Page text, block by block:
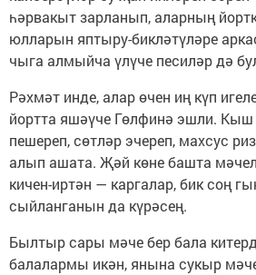
һәрвакыт зарланып, аларның
юлларын яптыру-бикләтүләре
чыга алмыйча үлүче песиләр дә
Рәхмәт инде, алар өчен иң күп
йортта яшәүче Гөлфинә эшли.
пешереп, сөтләр эчереп, махсус
алып ашата. Җәй көне башта
кичен-иртән — каргалар, бик соң
сыйланганын да күрәсең.
Былтыр сары мәче бер бала
балалармы икән, янына сукыр